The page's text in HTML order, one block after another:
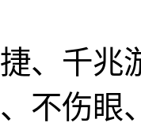
、千兆
不伤眼